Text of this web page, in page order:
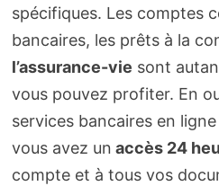
spécifiques. Les comptes
bancaires, les prêts à la
l’assurance-vie sont
vous pouvez profiter. En
services bancaires en
vous avez un accès 24
compte et à tous vos